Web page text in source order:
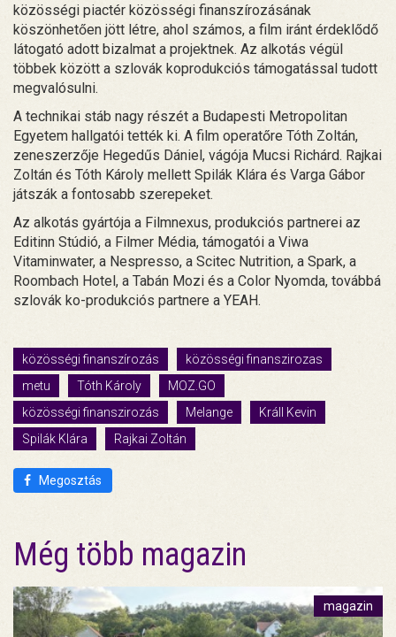
közösségi piactér közösségi finanszírozásának
köszönhetően jött létre, ahol számos, a film iránt érdeklődő
látogató adott bizalmat a projektnek. Az alkotás végül
többek között a szlovák koprodukciós támogatással tudott
megvalósulni.
A technikai stáb nagy részét a Budapesti Metropolitan
Egyetem hallgatói tették ki. A film operatőre Tóth Zoltán,
zeneszerzője Hegedűs Dániel, vágója Mucsi Richárd. Rajkai
Zoltán és Tóth Károly mellett Spilák Klára és Varga Gábor
játszák a fontosabb szerepeket.
Az alkotás gyártója a Filmnexus, produkciós partnerei az
Editinn Stúdió, a Filmer Média, támogatói a Viwa
Vitaminwater, a Nespresso, a Scitec Nutrition, a Spark, a
Roombach Hotel, a Tabán Mozi és a Color Nyomda, továbbá
szlovák ko-produkciós partnere a YEAH.
közösségi finanszírozás
közösségi finanszirozas
metu
Tóth Károly
MOZ.GO
közösségi finanszirozás
Melange
Králl Kevin
Spilák Klára
Rajkai Zoltán
Megosztás
Még több magazin
magazin